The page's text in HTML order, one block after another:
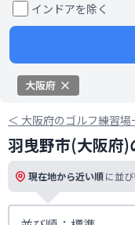
インドアを除く
大阪府
＜ 大阪府のゴルフ練習場
羽曳野市(大阪府
現在地から近い順に並